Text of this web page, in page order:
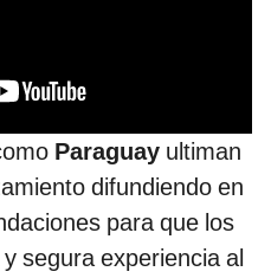
Paraguay ultiman
difundiendo en
para que los
segura experiencia al